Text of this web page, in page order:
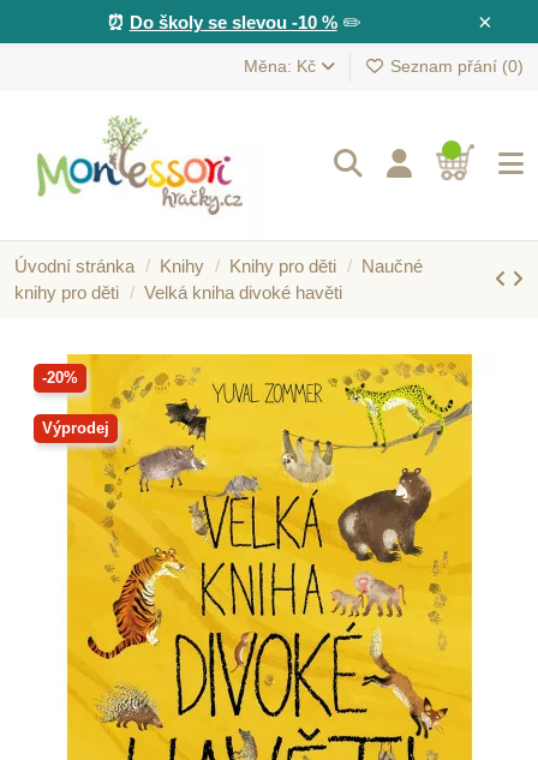
×
⏰ Do školy se slevou -10 %✏️
Měna: Kč Seznam přání (0)
Úvodní stránka Knihy Knihy pro děti
Naučné
knihy pro děti
Velká kniha divoké havěti
-20%
Výprodej